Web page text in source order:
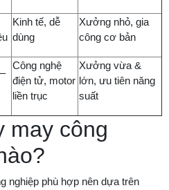
Kinh tế, dễ
dùng
Xưởng nhỏ, gia
công cơ bản
Công nghệ
điện tử, motor
liền trục
Xưởng vừa &
lớn, ưu tiên năng
suất
may công
nghiệp phù hợp nên dựa trên